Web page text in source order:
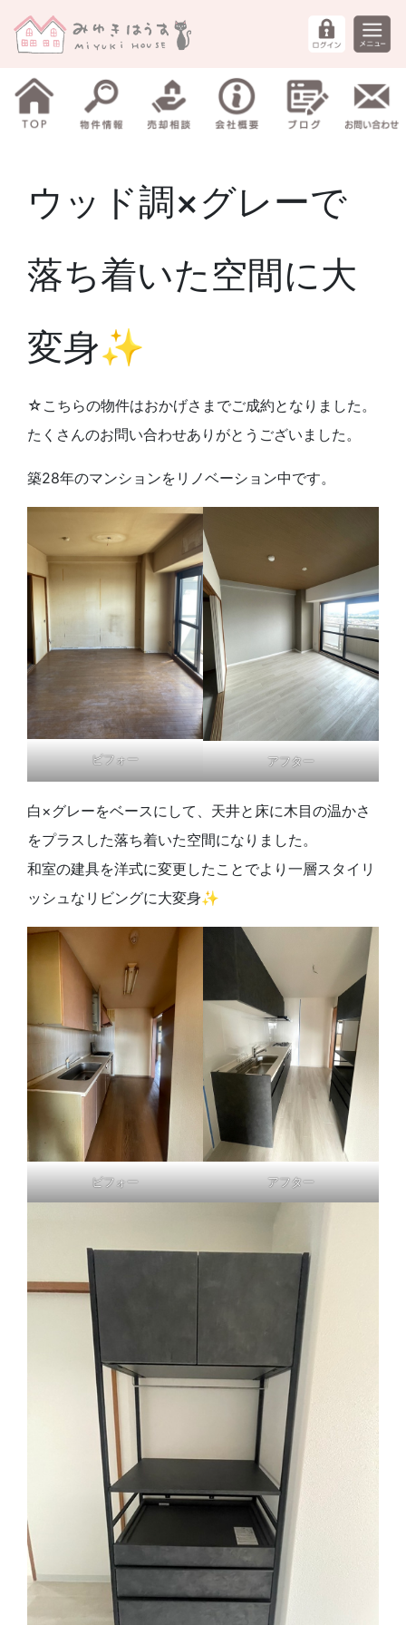
ウッド調×グレーで
落ち着いた空間に大
変身✨
☆こちらの物件はおかげさまでご成約となりました。
たくさんのお問い合わせありがとうございました。
築28年のマンションをリノベーション中です。
ビフォー アフター
白×グレーをベースにして、天井と床に木目の温かさ
をプラスした落ち着いた空間になりました。
和室の建具を洋式に変更したことでより一層スタイリ
ッシュなリビングに大変身✨
ビフォー アフター